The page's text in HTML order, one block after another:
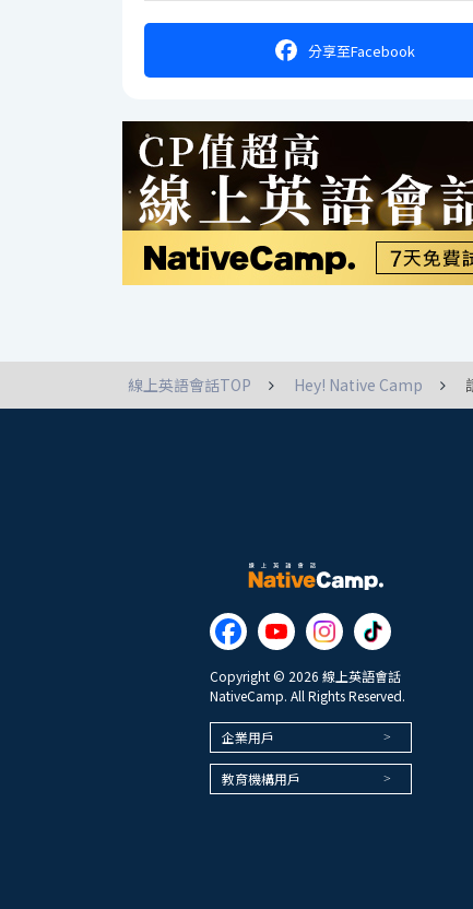
分享至Facebook
線上英語會話TOP Hey! Native Camp
Copyright © 2026 線上英語會話
NativeCamp. All Rights Reserved.
企業用戶
教育機構用戶